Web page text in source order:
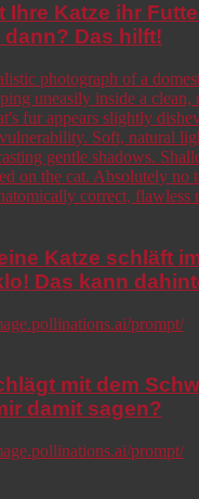
Ihre Katze ihr
Das hilft!
Katze schläft
Das kann
mit dem
damit sagen?